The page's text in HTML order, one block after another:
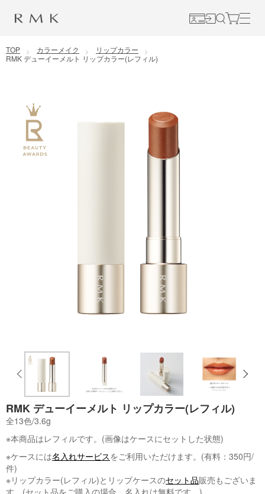
コンテンツに移動
TOP カラーメイク
リップカラー
RMK デューイーメルト リップカラー(レフィル)
RMK デューイーメルト リップカラー(レフィル)
全13色/3.6g
※本商品はレフィルです。(画像はケースにセットした状態)
※ケースには名入れサービスをご利用いただけます。(有料：350円/
件)
※リップカラー(レフィル)とリップケースのセット品販売もございま